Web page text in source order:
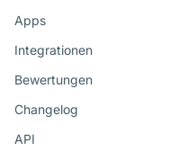
Apps
Integrationen
Bewertungen
Changelog
API